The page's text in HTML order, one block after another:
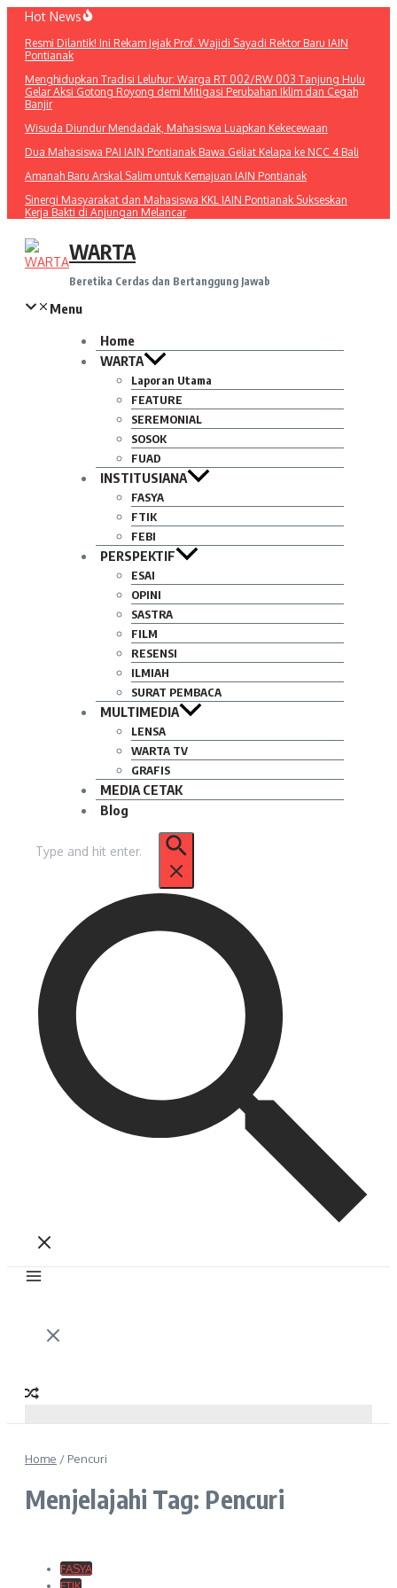
Lewati
konten
Hot News
Resmi Dilantik! Ini Rekam Jejak Prof. Wajidi Sayadi Rektor Baru IAIN
Pontianak
Menghidupkan Tradisi Leluhur: Warga RT 002/RW 003 Tanjung Hulu
Gelar Aksi Gotong Royong demi Mitigasi Perubahan Iklim dan Cegah
Banjir
Wisuda Diundur Mendadak, Mahasiswa Luapkan Kekecewaan
Dua Mahasiswa PAI IAIN Pontianak Bawa Geliat Kelapa ke NCC 4 Bali
Amanah Baru Arskal Salim untuk Kemajuan IAIN Pontianak
Sinergi Masyarakat dan Mahasiswa KKL IAIN Pontianak Sukseskan
Kerja Bakti di Anjungan Melancar
WARTA
Beretika Cerdas dan Bertanggung Jawab
Menu
Home
WARTA
Laporan Utama
FEATURE
SEREMONIAL
SOSOK
FUAD
INSTITUSIANA
FASYA
FTIK
FEBI
PERSPEKTIF
ESAI
OPINI
SASTRA
FILM
RESENSI
ILMIAH
SURAT PEMBACA
MULTIMEDIA
LENSA
WARTA TV
GRAFIS
MEDIA CETAK
Blog
untuk:
Home / Pencuri
Menjelajahi Tag: Pencuri
FASYA
FTIK